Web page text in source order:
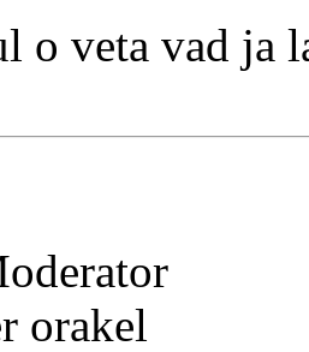
o veta vad ja
orakel